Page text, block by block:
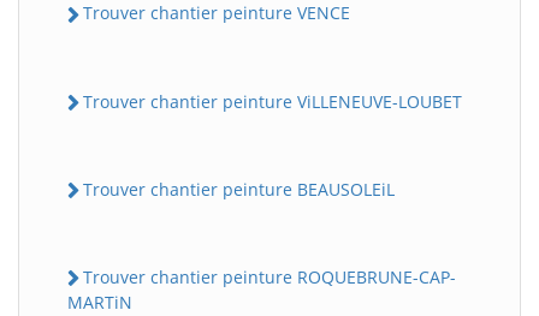
Trouver chantier peinture VENCE
Trouver chantier peinture ViLLENEUVE-LOUBET
Trouver chantier peinture BEAUSOLEiL
Trouver chantier peinture ROQUEBRUNE-CAP-
MARTiN